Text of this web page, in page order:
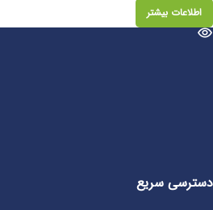
اطلاعات بیشتر
دسترسی سریع